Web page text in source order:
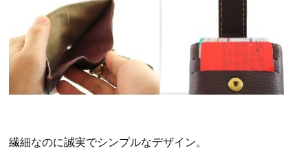
繊細なのに誠実でシンプルなデザイン。